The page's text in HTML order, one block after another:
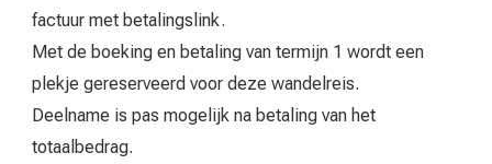
factuur met betalingslink.
Met de boeking en betaling van termijn 1 wordt een
plekje gereserveerd voor deze wandelreis.
Deelname is pas mogelijk na betaling van het
totaalbedrag.